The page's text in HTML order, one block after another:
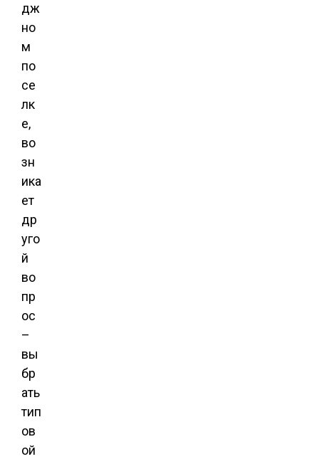
дж
но
м
по
се
лк
е,
во
зн
ика
ет
др
уго
й
во
пр
ос
–
вы
бр
ать
тип
ов
ой